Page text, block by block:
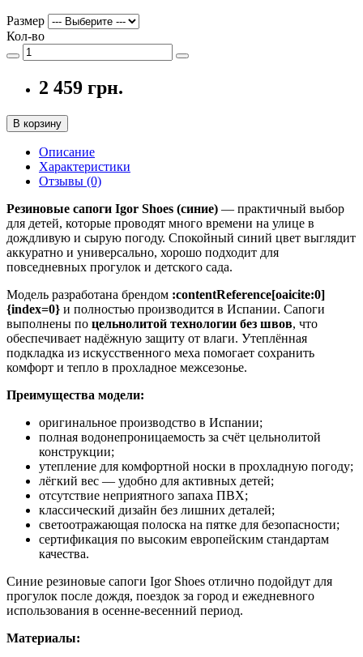
Размер
Кол-во
2 459 грн.
В корзину
Описание
Характеристики
Отзывы (0)
Резиновые сапоги Igor Shoes (синие) — практичный выбор
для детей, которые проводят много времени на улице в
дождливую и сырую погоду. Спокойный синий цвет выглядит
аккуратно и универсально, хорошо подходит для
повседневных прогулок и детского сада.
Модель разработана брендом :contentReference[oaicite:0]
{index=0} и полностью производится в Испании. Сапоги
выполнены по цельнолитой технологии без швов, что
обеспечивает надёжную защиту от влаги. Утеплённая
подкладка из искусственного меха помогает сохранить
комфорт и тепло в прохладное межсезонье.
Преимущества модели:
оригинальное производство в Испании;
полная водонепроницаемость за счёт цельнолитой
конструкции;
утепление для комфортной носки в прохладную погоду;
лёгкий вес — удобно для активных детей;
отсутствие неприятного запаха ПВХ;
классический дизайн без лишних деталей;
светоотражающая полоска на пятке для безопасности;
сертификация по высоким европейским стандартам
качества.
Синие резиновые сапоги Igor Shoes отлично подойдут для
прогулок после дождя, поездок за город и ежедневного
использования в осенне-весенний период.
Материалы: